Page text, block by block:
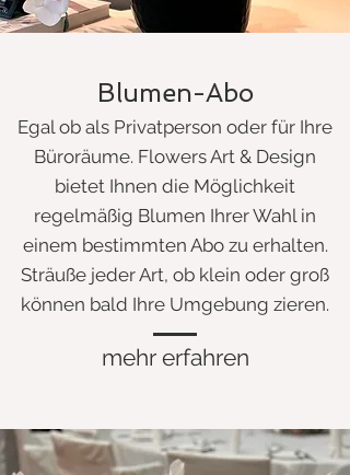
Blumen-Abo
Egal ob als Privatperson oder für Ihre
Büroräume. Flowers Art & Design
bietet Ihnen die Möglichkeit
regelmäßig Blumen Ihrer Wahl in
einem bestimmten Abo zu erhalten.
Sträuße jeder Art, ob klein oder groß
können bald Ihre Umgebung zieren.
mehr erfahren